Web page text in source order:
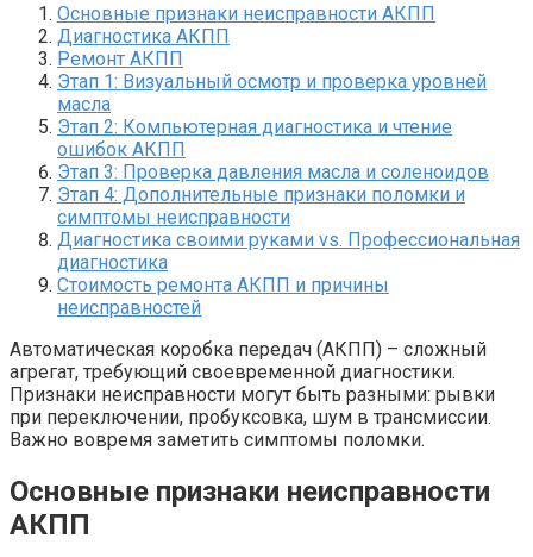
Основные признаки неисправности АКПП
Диагностика АКПП
Ремонт АКПП
Этап 1: Визуальный осмотр и проверка уровней
масла
Этап 2: Компьютерная диагностика и чтение
ошибок АКПП
Этап 3: Проверка давления масла и соленоидов
Этап 4: Дополнительные признаки поломки и
симптомы неисправности
Диагностика своими руками vs. Профессиональная
диагностика
Стоимость ремонта АКПП и причины
неисправностей
Автоматическая коробка передач (АКПП) – сложный
агрегат, требующий своевременной диагностики.
Признаки неисправности могут быть разными: рывки
при переключении, пробуксовка, шум в трансмиссии.
Важно вовремя заметить симптомы поломки.
Основные признаки неисправности
АКПП